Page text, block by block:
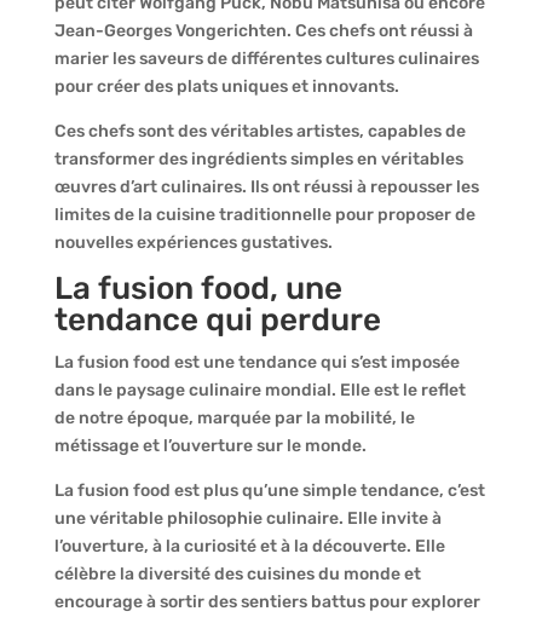
Jean-Georges Vongerichten. Ces chefs ont réussi à
marier les saveurs de différentes cultures culinaires
pour créer des plats uniques et innovants.
Ces chefs sont des véritables artistes, capables de
transformer des ingrédients simples en véritables
œuvres d’art culinaires. Ils ont réussi à repousser les
limites de la cuisine traditionnelle pour proposer de
nouvelles expériences gustatives.
La fusion food, une
tendance qui perdure
La fusion food est une tendance qui s’est imposée
dans le paysage culinaire mondial. Elle est le reflet
de notre époque, marquée par la mobilité, le
métissage et l’ouverture sur le monde.
La fusion food est plus qu’une simple tendance, c’est
une véritable philosophie culinaire. Elle invite à
l’ouverture, à la curiosité et à la découverte. Elle
célèbre la diversité des cuisines du monde et
encourage à sortir des sentiers battus pour explorer